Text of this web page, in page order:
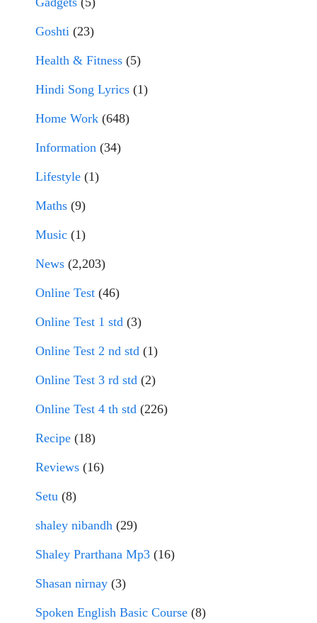
Goshti (23)
Health & Fitness (5)
Hindi Song Lyrics (1)
Home Work (648)
Information (34)
Lifestyle (1)
Maths (9)
Music (1)
News (2,203)
Online Test (46)
Online Test 1 std (3)
Online Test 2 nd std (1)
Online Test 3 rd std (2)
Online Test 4 th std (226)
Recipe (18)
Reviews (16)
Setu (8)
shaley nibandh (29)
Shaley Prarthana Mp3 (16)
Shasan nirnay (3)
Spoken English Basic Course (8)